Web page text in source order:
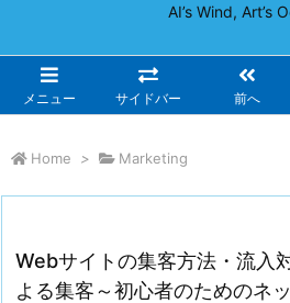
AI’s Wind, Art’s
メニュー サイドバー 前へ
Home > Marketing
Webサイトの集客方法・流入
よる集客～初心者のためのネ